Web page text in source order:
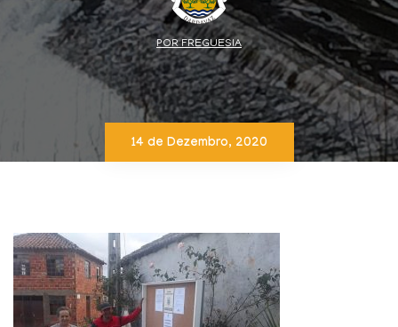
POR FREGUESIA
14 de Dezembro, 2020